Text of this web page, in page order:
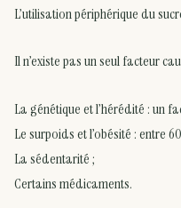
L’utilisation périphérique du
Il n’existe pas un seul facteur
La génétique et l’hérédité : un
Le surpoids et l’obésité : entre
La sédentarité ;
Certains médicaments.